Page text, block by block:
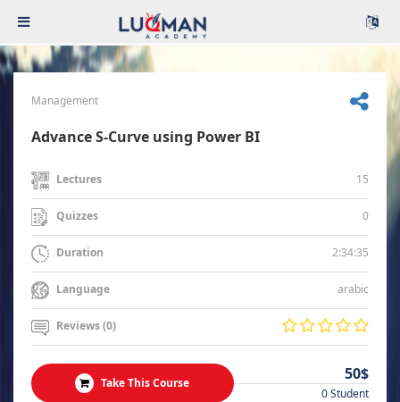
Management
Advance S-Curve using Power BI
Lectures 15
Quizzes 0
Duration 2:34:35
Language arabic
Reviews (0)
Take This Course 50$
0 Student